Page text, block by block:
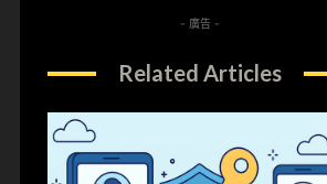
- 廣告 -
Related Articles